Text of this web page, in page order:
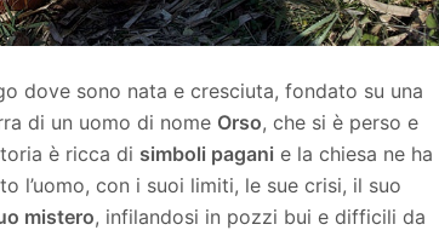
dove sono nata e cresciuta, fondato su una
di un uomo di nome Orso, che si è perso e
è ricca di simboli pagani e la chiesa ne ha
l’uomo, con i suoi limiti, le sue crisi, il suo
mistero, infilandosi in pozzi bui e difficili da